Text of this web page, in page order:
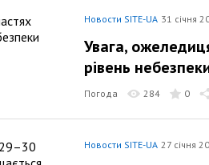
Новости SITE-UA 31 січня
Увага,
рівень
Погода 284 0
Новости SITE-UA 27 січня